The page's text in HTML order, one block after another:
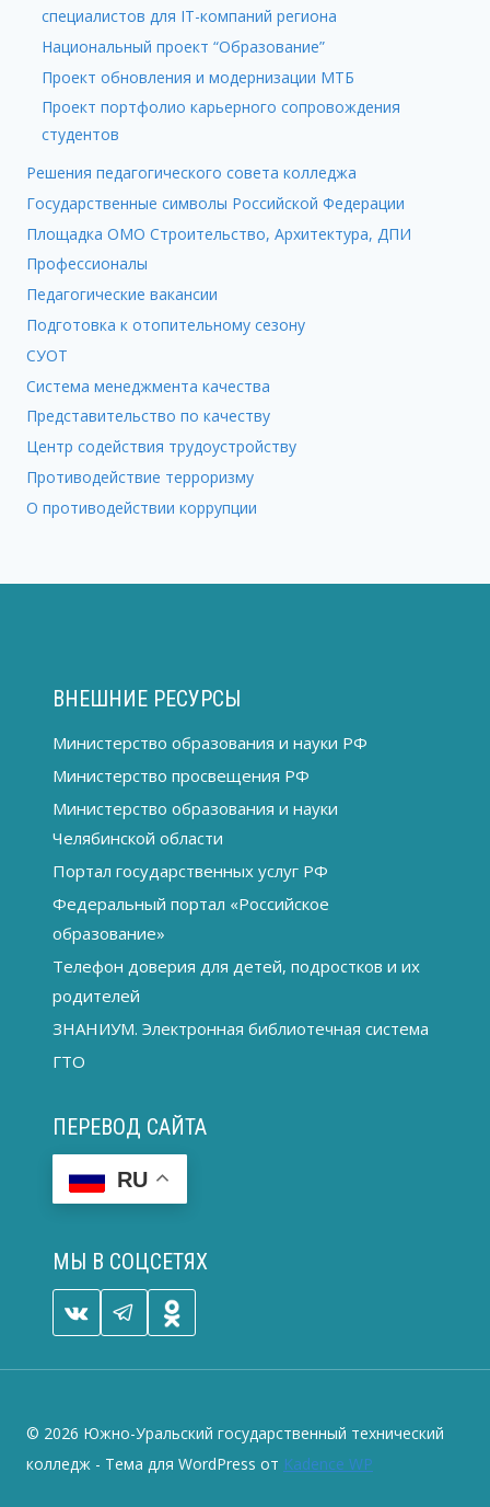
специалистов для IT-компаний региона
Национальный проект “Образование”
Проект обновления и модернизации МТБ
Проект портфолио карьерного сопровождения
студентов
Решения педагогического совета колледжа
Государственные символы Российской Федерации
Площадка ОМО Строительство, Архитектура, ДПИ
Профессионалы
Педагогические вакансии
Подготовка к отопительному сезону
СУОТ
Система менеджмента качества
Представительство по качеству
Центр содействия трудоустройству
Противодействие терроризму
О противодействии коррупции
ВНЕШНИЕ РЕСУРСЫ
Министерство образования и науки РФ
Министерство просвещения РФ
Министерство образования и науки
Челябинской области
Портал государственных услуг РФ
Федеральный портал «Российское
образование»
Телефон доверия для детей, подростков и их
родителей
ЗНАНИУМ. Электронная библиотечная система
ГТО
ПЕРЕВОД САЙТА
RU
МЫ В СОЦСЕТЯХ
© 2026 Южно-Уральский государственный технический
колледж - Тема для WordPress от Kadence WP